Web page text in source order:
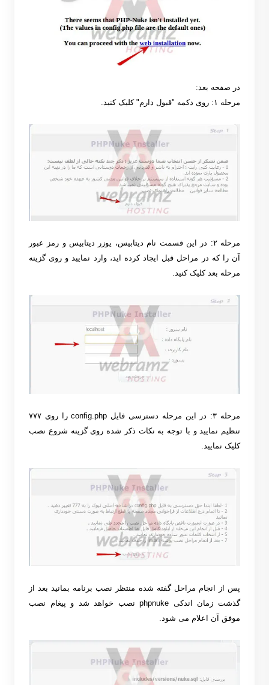
در صفحه بعد :
مرحله ۱
: روی دکمه "قبول دارم"کلیک کنید
مرحله ۲ : در این قسمت نام دیتابیس، یوزر دیتابیس و رمز عبور
آن را که در مراحل قبل ایجاد کرده اید، وارد نمایید و روی گزینه
مرحله بعد کلیک کنید.
مرحله ۳ : در این مرحله دسترسی فایل config.php
را روی ۷۷۷
تنظیم نمایید و با توجه به نکات ذکر شده روی گزینه شروع نصب
کلیک نمایید.
پس از انجام مراحل گفته شده منتظر نصب برنامه بمانید بعد از
گذشت زمان اندکی phpnuke نصب خواهد شد و پیغام نصب
موفق آن اعلام می شود.